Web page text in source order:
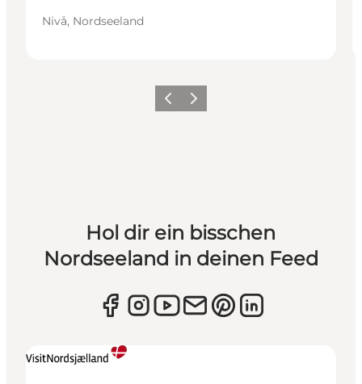
Nivå, Nordseeland
ZurückWeiter
Hol dir ein bisschen
Nordseeland in deinen Feed